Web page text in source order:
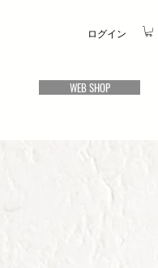
ログイン
WEB SHOP